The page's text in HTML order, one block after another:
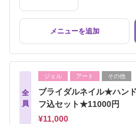
メニューを追加
全
員
ジェル アート その他
ブライダルネイル★ハン
フ込セット★11000円
¥11,000